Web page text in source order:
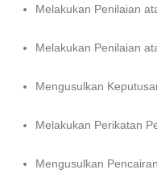
Melakukan Penilaian
Melakukan Penilaian
Mengusulkan
Melakukan Perikatan
Mengusulkan